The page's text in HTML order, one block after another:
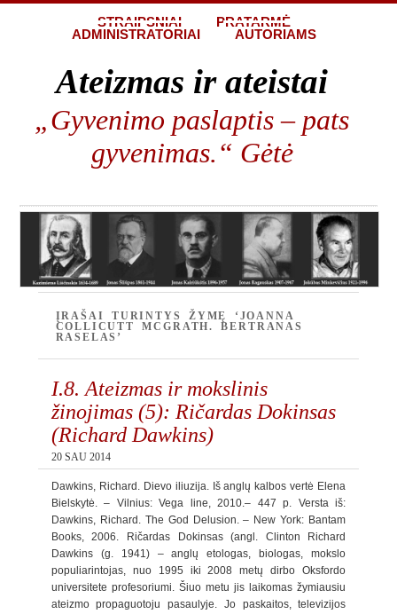
STRAIPSNIAI
PRATARMĖ
ADMINISTRATORIAI
AUTORIAMS
Ateizmas ir ateistai
„Gyvenimo paslaptis – pats
gyvenimas.“ Gėtė
ĮRAŠAI TURINTYS ŽYMĘ ‘JOANNA
COLLICUTT MCGRATH. BERTRANAS
RASELAS’
I.8. Ateizmas ir mokslinis
žinojimas (5): Ričardas Dokinsas
(Richard Dawkins)
20 SAU 2014
Dawkins, Richard. Dievo iliuzija. Iš anglų kalbos vertė Elena
Bielskytė. – Vilnius: Vega line, 2010.– 447 p. Versta iš:
Dawkins, Richard. The God Delusion. – New York: Bantam
Books, 2006. Ričardas Dokinsas (angl. Clinton Richard
Dawkins (g. 1941) – anglų etologas, biologas, mokslo
populiarintojas, nuo 1995 iki 2008 metų dirbo Oksfordo
universitete profesoriumi. Šiuo metu jis laikomas žymiausiu
ateizmo propaguotoju pasaulyje. Jo paskaitos, televizijos